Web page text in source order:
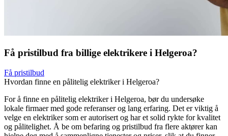
Få pristilbud fra billige elektrikere i Helgeroa?
Få pristilbud
Hvordan finne en pålitelig elektriker i Helgeroa?
For å finne en pålitelig elektriker i Helgeroa, bør du undersøke
lokale firmaer med gode referanser og lang erfaring. Det er viktig å
velge en elektriker som er autorisert og har et solid rykte for kvalitet
og pålitelighet. Å be om befaring og pristilbud fra flere aktører kan